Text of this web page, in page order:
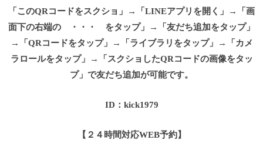
「このQRコードをスクショ」→「LINEアプリを開く」→「画
面下の右端の ・・・ をタップ」→「友だち追加をタップ」
→「QRコードをタップ」→「ライブラリをタップ」→「カメ
ラロールをタップ」→「スクショしたQRコードの画像をタッ
プ」で友だち追加が可能です。
ID：kick1979
【２４時間対応WEB予約】